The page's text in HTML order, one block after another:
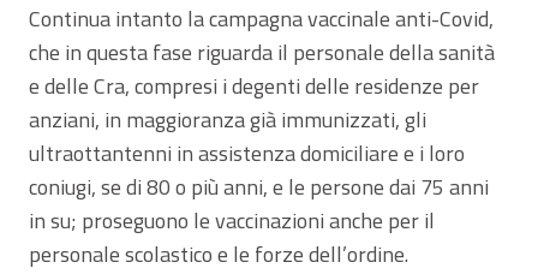
Continua intanto la campagna vaccinale anti-Covid,
che in questa fase riguarda il personale della sanità
e delle Cra, compresi i degenti delle residenze per
anziani, in maggioranza già immunizzati, gli
ultraottantenni in assistenza domiciliare e i loro
coniugi, se di 80 o più anni, e le persone dai 75 anni
in su; proseguono le vaccinazioni anche per il
personale scolastico e le forze dell’ordine.